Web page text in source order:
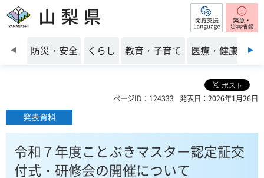
山梨県 閲覧支援
前のスライドを表示
防災・安全 くらし 教育・子育て 医療・健康・福
ページID：124333 発表日：2026年1月26日
発表資料
令和７年度ことぶきマスター認定証交
付式・研修会の開催について